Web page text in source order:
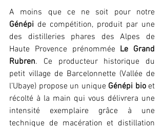
Génépi de compétition, produit par une
des distilleries phares des Alpes de
Haute Provence prénommée Le Grand
Rubren. Ce producteur historique du
petit village de Barcelonnette (Vallée de
l’Ubaye) propose un unique Génépi bio et
récolté à la main qui vous délivrera une
intensité exemplaire grâce à une
technique de macération et distillation